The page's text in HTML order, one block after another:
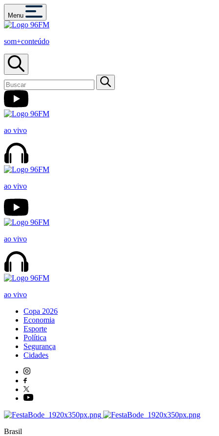
Menu
som+conteúdo
ao vivo
ao vivo
ao vivo
ao vivo
Copa 2026
Economia
Esporte
Política
Segurança
Cidades
Brasil